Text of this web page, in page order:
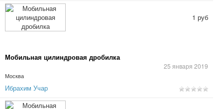
Мобильная цилиндровая дробилка
25 января 2019
Москва
1 руб
Ибрахим Учар